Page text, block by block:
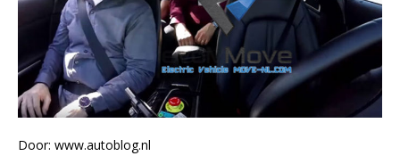
Door: www.autoblog.nl